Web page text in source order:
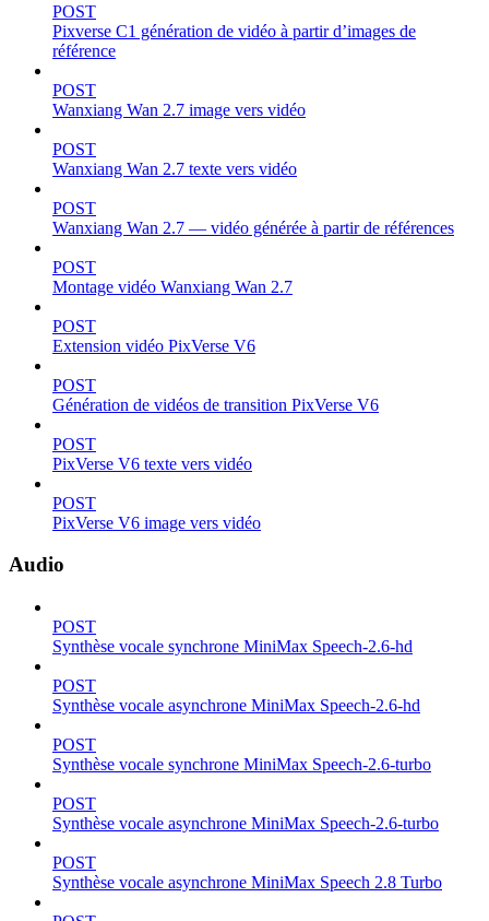
POST
Pixverse C1 génération de vidéo à partir d’images de
référence
POST
Wanxiang Wan 2.7 image vers vidéo
POST
Wanxiang Wan 2.7 texte vers vidéo
POST
Wanxiang Wan 2.7 — vidéo générée à partir de références
POST
Montage vidéo Wanxiang Wan 2.7
POST
Extension vidéo PixVerse V6
POST
Génération de vidéos de transition PixVerse V6
POST
PixVerse V6 texte vers vidéo
POST
PixVerse V6 image vers vidéo
Audio
POST
Synthèse vocale synchrone MiniMax Speech-2.6-hd
POST
Synthèse vocale asynchrone MiniMax Speech-2.6-hd
POST
Synthèse vocale synchrone MiniMax Speech-2.6-turbo
POST
Synthèse vocale asynchrone MiniMax Speech-2.6-turbo
POST
Synthèse vocale asynchrone MiniMax Speech 2.8 Turbo